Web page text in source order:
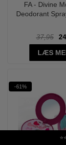
FA - Divine
Deodorant
37,95
LÆS
-61%